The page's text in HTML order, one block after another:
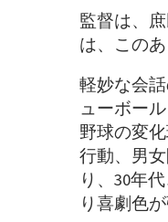
監督は、
は、この
軽妙な会
ューボー
野球の変
行動、男
り、30年
り喜劇色